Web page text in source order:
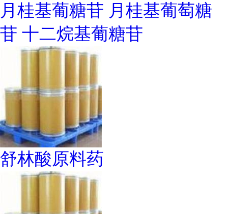
月桂基葡糖苷 月桂基葡萄糖
苷 十二烷基葡糖苷
舒林酸原料药